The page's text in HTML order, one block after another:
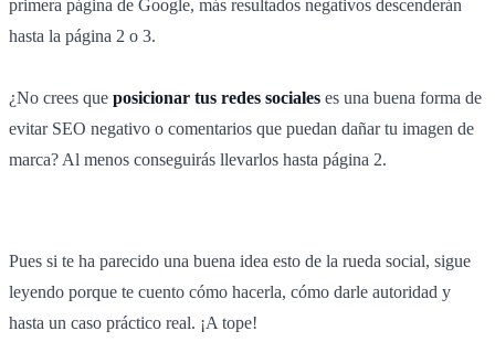
primera página de Google, más resultados negativos descenderán
hasta la página 2 o 3.
¿No crees que posicionar tus redes sociales es una buena forma de
evitar SEO negativo o comentarios que puedan dañar tu imagen de
marca? Al menos conseguirás llevarlos hasta página 2.
Pues si te ha parecido una buena idea esto de la rueda social, sigue
leyendo porque te cuento cómo hacerla, cómo darle autoridad y
hasta un caso práctico real. ¡A tope!